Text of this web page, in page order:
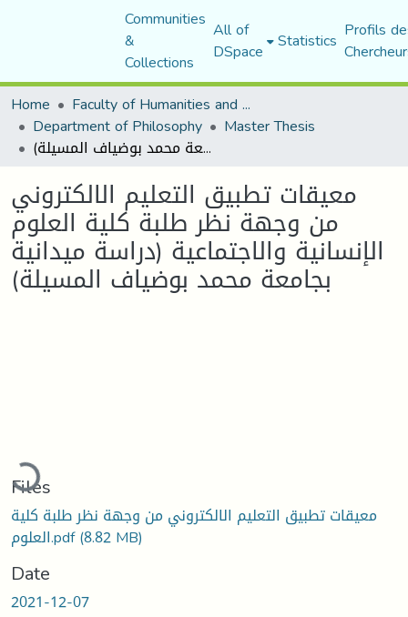
Communities
&
Collections
All of
DSpace Statistics Profils
Home
Faculty of Humanities and Social Sciences
Department of Philosophy Master Thesis
معيقات تطبيق التعليم الالكتروني من وجهة نظر طلبة كلية العلوم الإنسانية والاجتماعية (دراسة ميدانية بجامعة محمد بوضياف المسيلة)
معيقات تطبيق التعليم الالكتروني
من وجهة نظر طلبة كلية العلوم
الإنسانية والاجتماعية (دراسة ميدانية
بجامعة محمد بوضياف المسيلة)
Loading...
Files
معيقات تطبيق التعليم الالكتروني من وجهة نظر طلبة كلية
العلوم.pdf(8.82 MB)
Date
2021-12-07